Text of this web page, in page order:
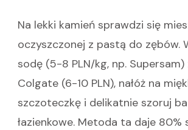
Na lekki kamień sprawdzi się
oczyszczonej z pastą do zębów.
sodę (5-8 PLN/kg, np.
Colgate (6-10 PLN), nałóż na
szczoteczkę i delikatnie szoruj
łazienkowe. Metoda ta daje 80%